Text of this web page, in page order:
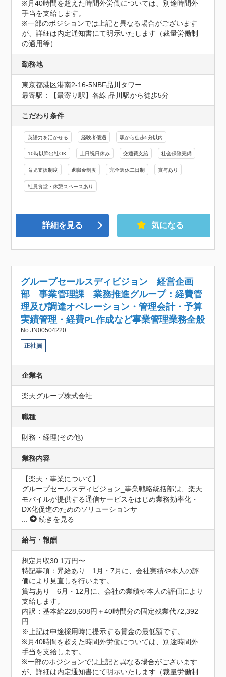
※月40時間を超えた時間外労働については、別途時間外
手当を支給します。
※一部のポジションでは上記と異なる場合がございます
が、詳細は内定通知書にて明示いたします（裁量労働制
の適用等）
勤務地
東京都港区港南2-16-5NBF品川タワー
最寄駅：【最寄り駅】各線 品川駅から徒歩5分
こだわり条件
英語力を活かせる 経験者優遇 駅から徒歩5分以内
10時以降出社OK 土日祝日休み 交通費支給 社会保険完備
育児支援制度 退職金制度 完全週休二日制 賞与あり
社員食堂・休憩スペースあり
詳細を見る 気になる
グループセールスディビジョン 経営企画
部 事業管理課 業務推進グループ：経費管
理及び調達オペレーション・管理会計・予算
実績管理・経費PL作成など事業管理業務全般
No.JN00504220
正社員
企業名
楽天グループ株式会社
職種
財務・経理(その他)
業務内容
【楽天・事業について】
グループセールスディビジョン_事業戦略統括部は、楽天
モバイルが提供する通信サービスをはじめ業務効率化・
DX化促進のためのソリューションサ
...
続きを見る
給与・報酬
想定月収30.1万円〜
特記事項：昇給あり　1月・7月に、会社実績や本人の評
価により見直しを行います。
賞与あり　6月・12月に、会社の業績や本人の評価により
支給します。
内訳：基本給228,608円＋40時間分の固定残業代72,392
円
※上記は中途採用時に提示する賃金の最低額です。
※月40時間を超えた時間外労働については、別途時間外
手当を支給します。
※一部のポジションでは上記と異なる場合がございます
が、詳細は内定通知書にて明示いたします（裁量労働制